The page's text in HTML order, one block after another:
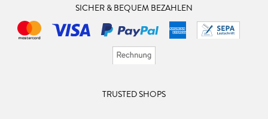
SICHER & BEQUEM BEZAHLEN
TRUSTED SHOPS